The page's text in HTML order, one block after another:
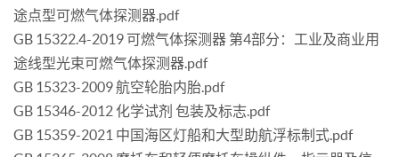
途点型可燃气体探测器.pdf
GB 15322.4-2019 可燃气体探测器 第4部分：工业及商业用
途线型光束可燃气体探测器.pdf
GB 15323-2009 航空轮胎内胎.pdf
GB 15346-2012 化学试剂 包装及标志.pdf
GB 15359-2021 中国海区灯船和大型助航浮标制式.pdf